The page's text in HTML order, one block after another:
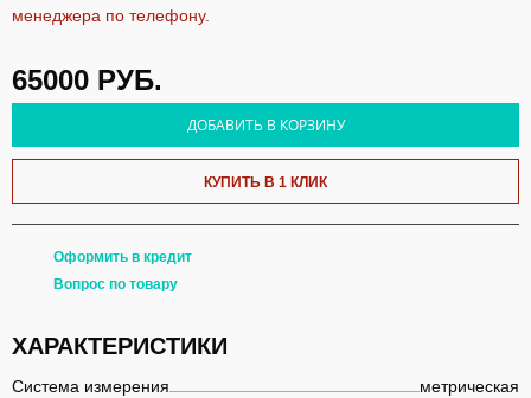
менеджера по телефону.
65000 РУБ.
ДОБАВИТЬ В КОРЗИНУ
КУПИТЬ В 1 КЛИК
Оформить в кредит
Вопрос по товару
ХАРАКТЕРИСТИКИ
Система измерения
метрическая